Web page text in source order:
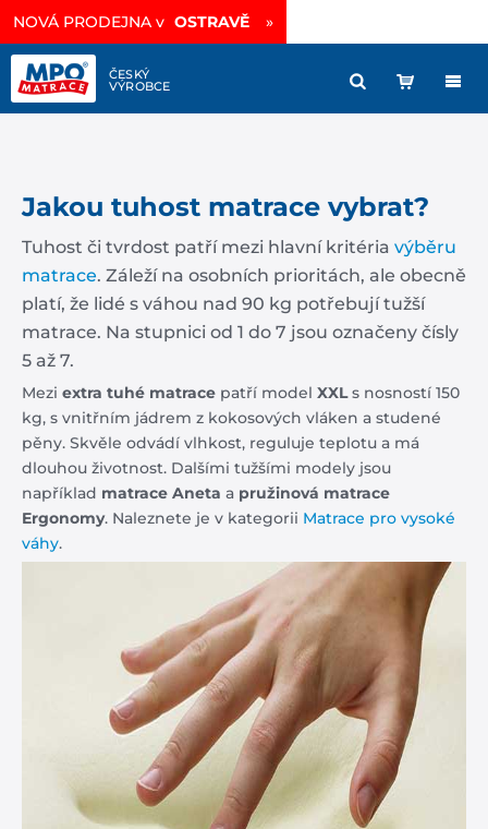
NOVÁ PRODEJNA v OSTRAVĚ »
Jakou tuhost matrace vybrat?
Tuhost či tvrdost patří mezi hlavní kritéria výběru
matrace. Záleží na osobních prioritách, ale obecně
platí, že lidé s váhou nad 90 kg potřebují tužší
matrace. Na stupnici od 1 do 7 jsou označeny čísly
5 až 7.
Mezi extra tuhé matrace patří model XXLs nosností 150
kg, s vnitřním jádrem z kokosových vláken a studené
pěny. Skvěle odvádí vlhkost, reguluje teplotu a má
dlouhou životnost. Dalšími tužšími modely jsou
například matrace Aneta a pružinová matrace
Ergonomy. Naleznete je v kategorii Matrace pro vysoké
váhy.